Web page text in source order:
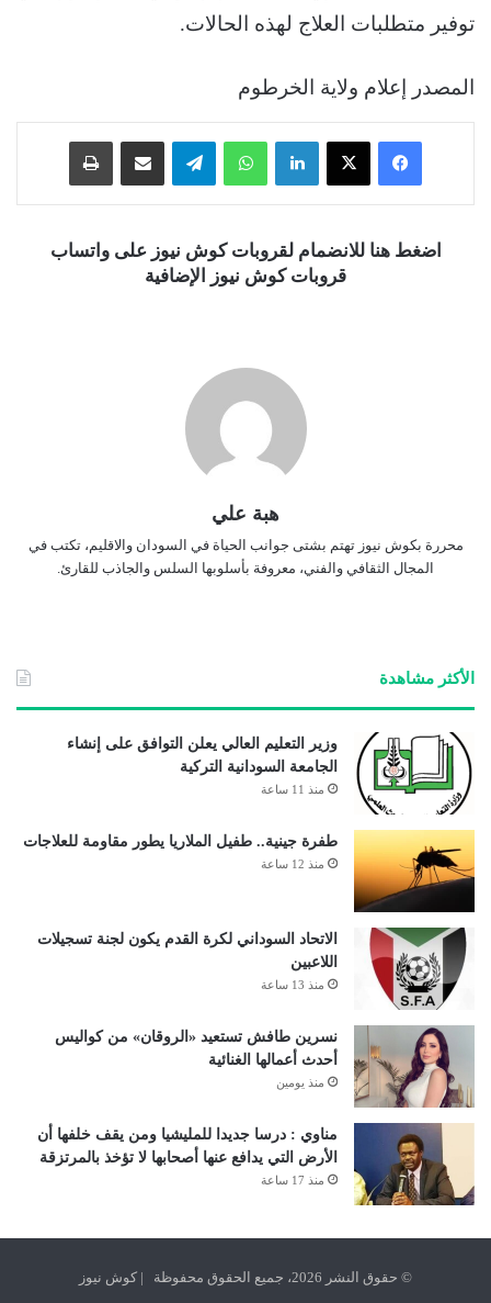
توفير متطلبات العلاج لهذه الحالات.
المصدر إعلام ولاية الخرطوم
فيسبوك ‫X لينكدإن واتساب تيلقرام
اضغط هنا للانضمام لقروبات كوش نيوز على واتساب
قروبات كوش نيوز الإضافية
هبة علي
محررة بكوش نيوز تهتم بشتى جوانب الحياة في السودان والاقليم، تكتب في
المجال الثقافي والفني، معروفة بأسلوبها السلس والجاذب للقارئ.
الأكثر مشاهدة
وزير التعليم العالي يعلن التوافق على إنشاء
الجامعة السودانية التركية
منذ 11 ساعة
طفرة جينية.. طفيل الملاريا يطور مقاومة للعلاجات
منذ 12 ساعة
الاتحاد السوداني لكرة القدم يكون لجنة تسجيلات
اللاعبين
منذ 13 ساعة
نسرين طافش تستعيد «الروقان» من كواليس
أحدث أعمالها الغنائية
منذ يومين
مناوي : درسا جديدا للمليشيا ومن يقف خلفها أن
الأرض التي يدافع عنها أصحابها لا تؤخذ بالمرتزقة
منذ 17 ساعة
© حقوق النشر 2026، جميع الحقوق محفوظة | كوش نيوز